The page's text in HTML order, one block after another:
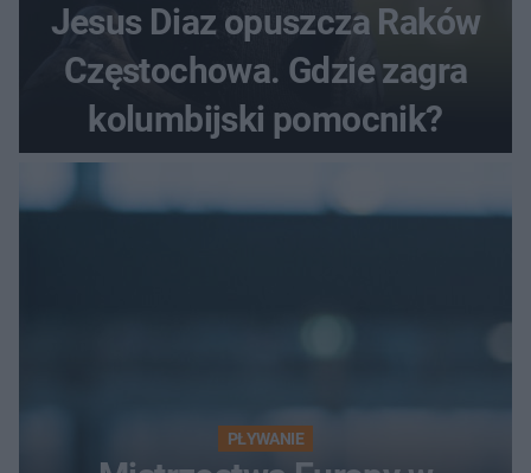
Jesus Diaz opuszcza Raków
Częstochowa. Gdzie zagra
kolumbijski pomocnik?
PŁYWANIE